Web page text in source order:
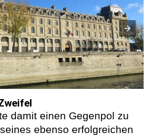
damit einen Gegenpol zu
ebenso erfolgreichen